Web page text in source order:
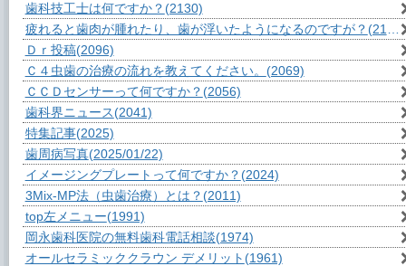
歯科技工士は何ですか？ (2130)
疲れると歯肉が腫れたり、歯が浮いたようになるのですが？ (2107)
Ｄｒ投稿(2096)
Ｃ４虫歯の治療の流れを教えてください。 (2069)
ＣＣＤセンサーって何ですか？ (2056)
歯科界ニュース(2041)
特集記事(2025)
歯周病写真(2025/01/22)
イメージングプレートって何ですか？ (2024)
3Mix-MP法（虫歯治療）とは？ (2011)
top左メニュー(1991)
岡永歯科医院の無料歯科電話相談(1974)
オールセラミッククラウン デメリット (1961)